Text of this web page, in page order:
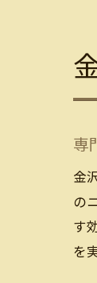
専
金
の
す
を